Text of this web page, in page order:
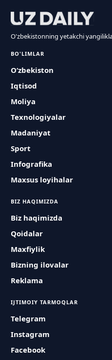
O'zbekistonning yetakchi
BO'LIMLAR
O‘zbekiston
Iqtisod
Moliya
Texnologiyalar
Madaniyat
Sport
Infografika
Maxsus loyihalar
BIZ HAQIMIZDA
Biz haqimizda
Qoidalar
Maxfiylik
Bizning ilovalar
Reklama
IJTIMOIY TARMOQLAR
Telegram
Instagram
Facebook